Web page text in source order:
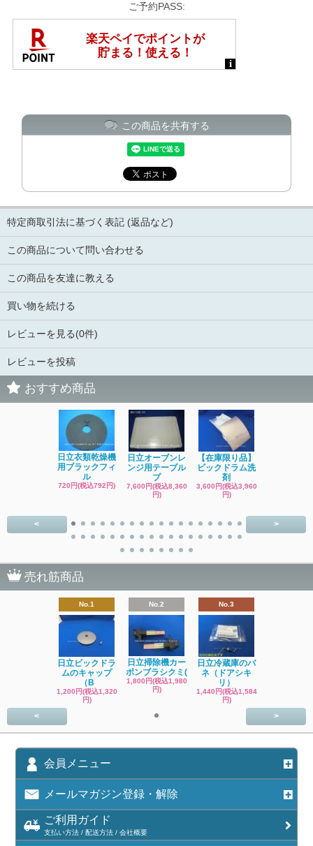
ご予約PASS:
この商品を共有する
特定商取引法に基づく表記 (返品など)
この商品について問い合わせる
この商品を友達に教える
買い物を続ける
レビューを見る(0件)
レビューを投稿
おすすめ商品
日立衣類乾燥機
用ブラックフィ
ル
720円(税込792円)
日立オーブンレ
ンジ用テーブル
プ
7,600円(税込8,360
円)
【在庫限り品】
ビックドラム洗
剤
3,600円(税込3,960
円)
< >
売れ筋商品
No.1
日立ビックドラ
ムのキャップ
（B
1,200円(税込1,320
円)
No.2
日立掃除機カー
ボンブラシクミ(
1,800円(税込1,980
円)
No.3
日立冷蔵庫のバ
ネ（ドアシキ
リ）
1,440円(税込1,584
円)
< >
会員メニュー
メールマガジン登録・解除
ご利用ガイド
支払い方法 / 配送方法 / 会社概要